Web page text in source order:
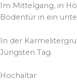
Im Mittelgang, in
Bodentür in ein
In der
Jüngsten Tag.
Hochaltar